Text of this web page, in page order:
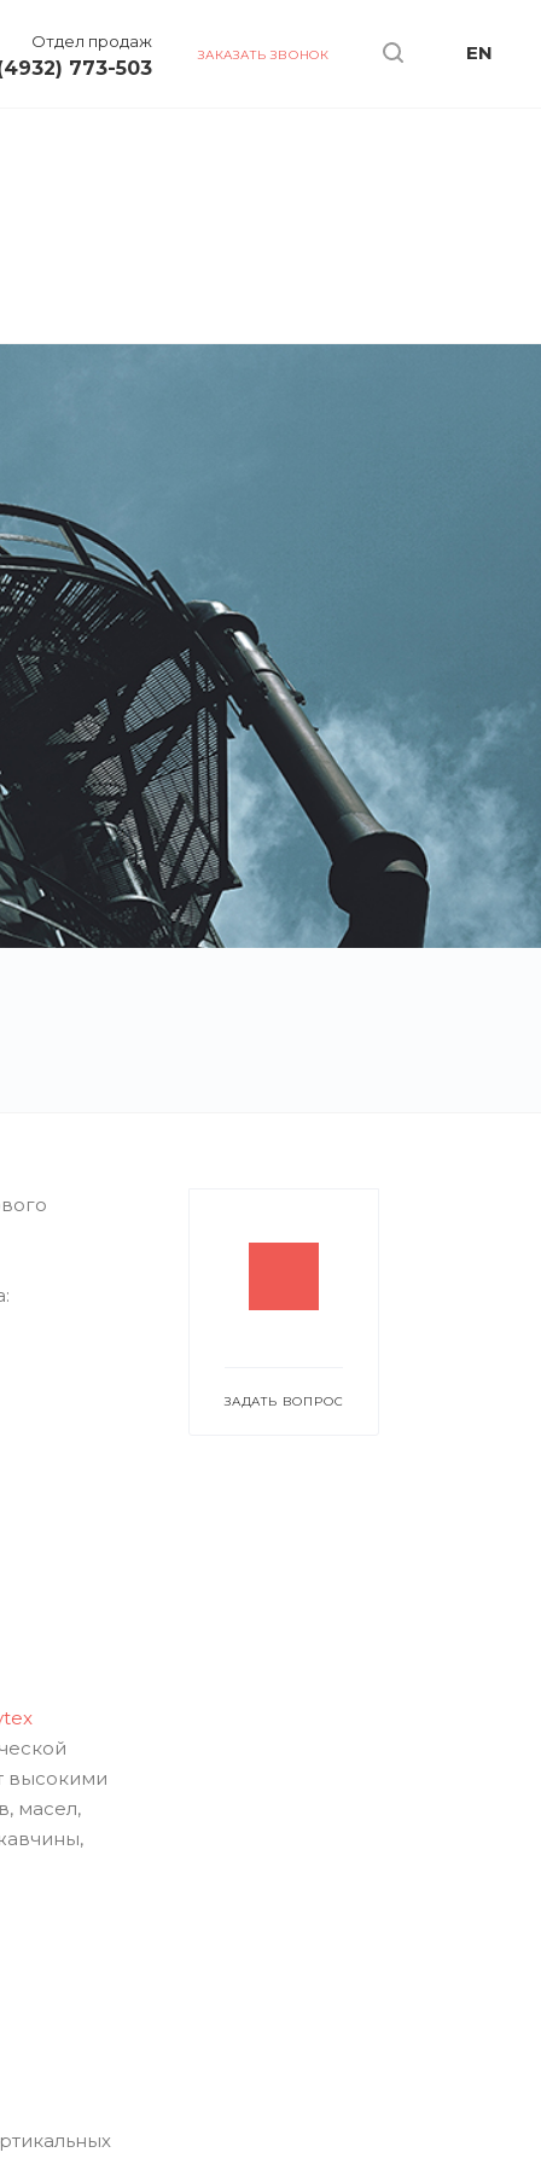
EN
Отдел продаж
773-503
ЗАКАЗАТЬ ЗВОНОК
высокими
масел,
ЗАДАТЬ ВОПРОС